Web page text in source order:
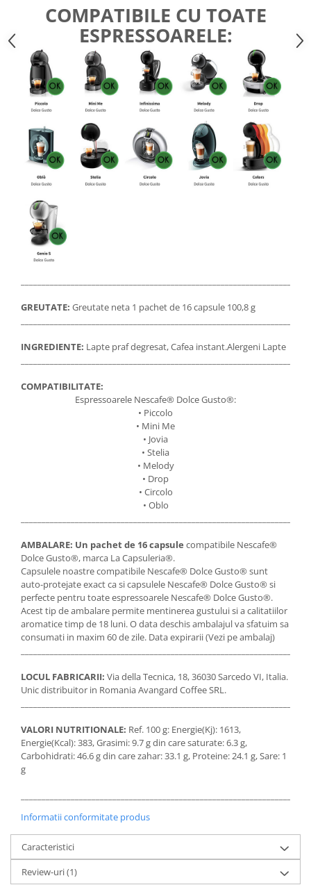
COMPATIBILE CU TOATE
ESPRESSOARELE:
GREUTATE: Greutate neta 1 pachet de 16 capsule 100,8 g
INGREDIENTE: Lapte praf degresat, Cafea instant.Alergeni Lapte
COMPATIBILITATE:
Espressoarele Nescafe® Dolce Gusto®:
• Piccolo
• Mini Me
• Jovia
• Stelia
• Melody
• Drop
• Circolo
• Oblo
AMBALARE: Un pachet de 16 capsule compatibile Nescafe®
Dolce Gusto®, marca La Capsuleria®.
Capsulele noastre compatibile Nescafe® Dolce Gusto® sunt
auto-protejate exact ca si capsulele Nescafe® Dolce Gusto® si
perfecte pentru toate espressoarele Nescafe® Dolce Gusto®.
Acest tip de ambalare permite mentinerea gustului si a calitatiilor
aromatice timp de 18 luni. O data deschis ambalajul va sfatuim sa
consumati in maxim 60 de zile. Data expirarii (Vezi pe ambalaj)
LOCUL FABRICARII: Via della Tecnica, 18, 36030 Sarcedo VI, Italia.
Unic distribuitor in Romania Avangard Coffee SRL.
VALORI NUTRITIONALE: Ref. 100 g: Energie(Kj): 1613,
Energie(Kcal): 383, Grasimi: 9.7 g din care saturate: 6.3 g,
Carbohidrati: 46.6 g din care zahar: 33.1 g, Proteine: 24.1 g, Sare: 1
g
Informatii conformitate produs
Caracteristici
Review-uri(1)